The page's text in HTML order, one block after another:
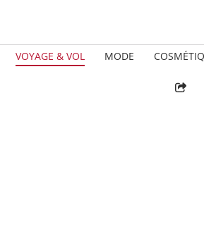
VOYAGE & VOL MODE